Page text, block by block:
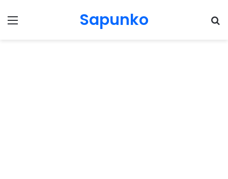
Menu Sapunko